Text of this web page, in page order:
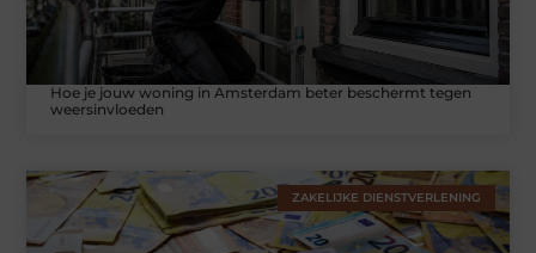
Hoe je jouw woning in Amsterdam beter beschermt tegen
weersinvloeden
ZAKELIJKE DIENSTVERLENING